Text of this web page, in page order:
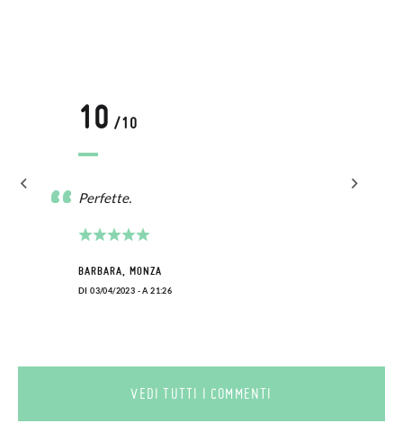
10 /10
Perfette.
BARBARA, MONZA
DI 03/04/2023 - A 21:26
VEDI TUTTI I COMMENTI